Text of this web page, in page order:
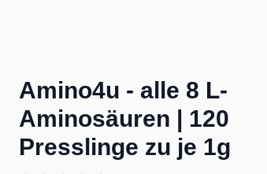
Amino4u - alle 8 L-
Aminosäuren | 120
Presslinge zu je 1g